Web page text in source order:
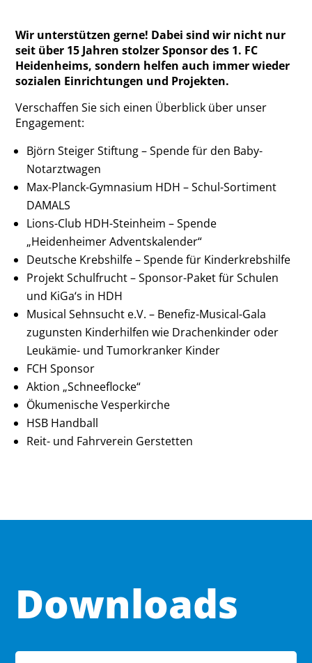
Wir unterstützen gerne! Dabei sind wir nicht nur
seit über 15 Jahren stolzer Sponsor des 1. FC
Heidenheims, sondern helfen auch immer wieder
sozialen Einrichtungen und Projekten.
Verschaffen Sie sich einen Überblick über unser
Engagement:
Björn Steiger Stiftung – Spende für den Baby-
Notarztwagen
Max-Planck-Gymnasium HDH – Schul-Sortiment
DAMALS
Lions-Club HDH-Steinheim – Spende
„Heidenheimer Adventskalender“
Deutsche Krebshilfe – Spende für Kinderkrebshilfe
Projekt Schulfrucht – Sponsor-Paket für Schulen
und KiGa‘s in HDH
Musical Sehnsucht e.V. – Benefiz-Musical-Gala
zugunsten Kinderhilfen wie Drachenkinder oder
Leukämie- und Tumorkranker Kinder
FCH Sponsor
Aktion „Schneeflocke“
Ökumenische Vesperkirche
HSB Handball
Reit- und Fahrverein Gerstetten
Downloads